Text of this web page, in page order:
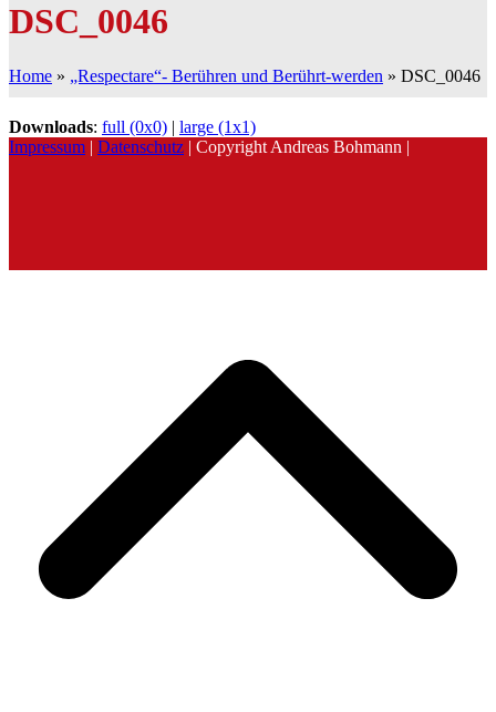
DSC_0046
Home » „Respectare“- Berühren und Berührt-werden » DSC_0046
Downloads: full (0x0) | large (1x1)
Impressum | Datenschutz | Copyright Andreas Bohmann |